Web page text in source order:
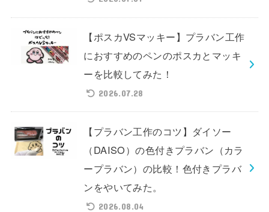
【ポスカVSマッキー】プラバン工作
におすすめのペンのポスカとマッキ
ーを比較してみた！
2026.07.28
【プラバン工作のコツ】ダイソー
（DAISO）の色付きプラバン（カラ
ープラバン）の比較！色付きプラバ
ンをやいてみた。
2026.08.04